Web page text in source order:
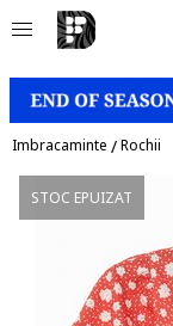
Imbracaminte /Rochii
STOC EPUIZAT